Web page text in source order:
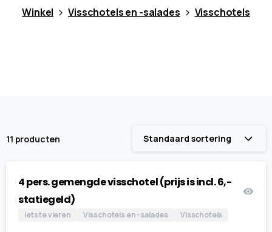
Winkel Visschotels en -salades Visschotels
11 producten Standaard sortering
4 pers. gemengde visschotel (prijs is incl. 6,-
statiegeld)
Iets te vieren Visschotels en -salades Visschotels